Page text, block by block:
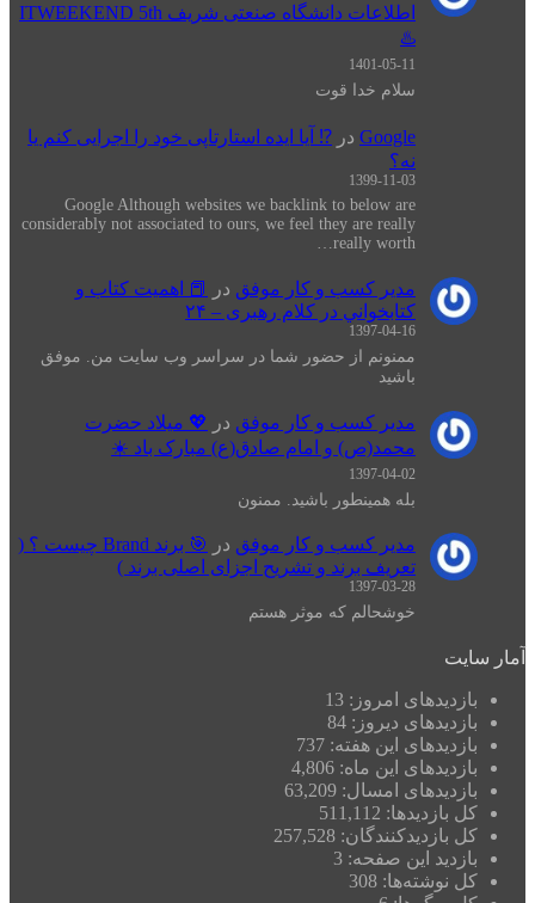
اطلاعات دانشگاه صنعتی شریف ITWEEKEND 5th
♨️
1401-05-11
سلام خدا قوت
Google در ⁉️ آیا ایده استارتاپی خود را اجرایی کنم یا
نه؟
1399-11-03
Google Although websites we backlink to below are
considerably not associated to ours, we feel they are really
really worth…
مدیر کسب و کار موفق در
📕 اهميت كتاب و
كتابخواني در كلام رهبری – ۲۴
1397-04-16
ممنونم از حضور شما در سراسر وب سایت من. موفق
باشید
مدیر کسب و کار موفق در
💖 میلاد حضرت
محمد(ص) و امام صادق(ع) مبارک باد ☀️
1397-04-02
بله همینطور باشید. ممنون
مدیر کسب و کار موفق در
🎯 برند Brand چیست ؟ (
تعریف برند و تشریح اجزای اصلی برند )
1397-03-28
خوشحالم که موثر هستم
آمار سایت
بازدیدهای امروز: 13
بازدیدهای دیروز: 84
بازدیدهای این هفته: 737
بازدیدهای این ماه: 4,806
بازدیدهای امسال: 63,209
کل بازدیدها: 511,112
کل بازدیدکنند‌گان: 257,528
بازدید این صفحه: 3
کل نوشته‌ها: 308